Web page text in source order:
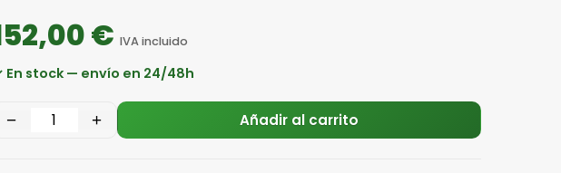
€ IVA incluido
En stock — envío en 24/48h
− + Añadir al carrito